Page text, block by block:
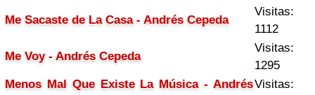
Me Sacaste de La Casa - Andrés Cepeda
Visitas:
1112
Me Voy - Andrés Cepeda
Visitas:
1295
Menos Mal Que Existe La Música - AndrésVisitas: